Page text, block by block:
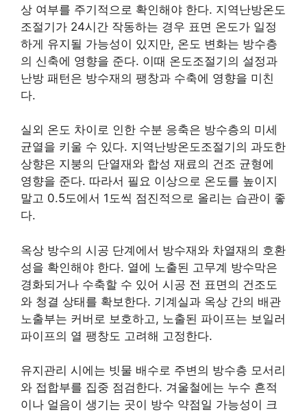
상 여부를 주기적으로 확인해야 한다. 지역난방온도
조절기가 24시간 작동하는 경우 표면 온도가 일정
하게 유지될 가능성이 있지만, 온도 변화는 방수층
의 신축에 영향을 준다. 이때 온도조절기의 설정과
난방 패턴은 방수재의 팽창과 수축에 영향을 미친
다.
실외 온도 차이로 인한 수분 응축은 방수층의 미세
균열을 키울 수 있다. 지역난방온도조절기의 과도한
상향은 지붕의 단열재와 합성 재료의 건조 균형에
영향을 준다. 따라서 필요 이상으로 온도를 높이지
말고 0.5도에서 1도씩 점진적으로 올리는 습관이 좋
다.
옥상 방수의 시공 단계에서 방수재와 차열재의 호환
성을 확인해야 한다. 열에 노출된 고무계 방수막은
경화되거나 수축할 수 있어 시공 전 표면의 건조도
와 청결 상태를 확보한다. 기계실과 옥상 간의 배관
노출부는 커버로 보호하고, 노출된 파이프는 보일러
파이프의 열 팽창도 고려해 고정한다.
유지관리 시에는 빗물 배수로 주변의 방수층 모서리
와 접합부를 집중 점검한다. 겨울철에는 누수 흔적
이나 얼음이 생기는 곳이 방수 약점일 가능성이 크